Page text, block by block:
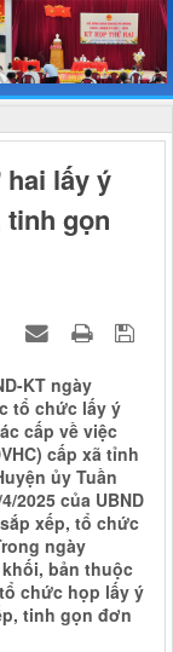
hai lấy ý
tinh gọn
KT ngày
tổ chức lấy ý
cấp về việc
cấp xã tỉnh
ủy Tuần
2025 của UBND
xếp, tổ chức
ngày
bản thuộc
chức họp lấy ý
tinh gọn đơn